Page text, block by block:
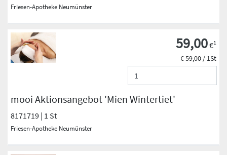
Friesen-Apotheke Neumünster
mooi Aktionsangebot 'Mien Wintertiet'
8171719 | 1 St
Friesen-Apotheke Neumünster
59,00€1
€ 59,00 / 1St